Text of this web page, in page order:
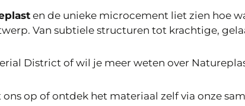
en de unieke microcement liet zien hoe
Van subtiele structuren tot krachtige,
District of wil je meer weten over
op of ontdek het materiaal zelf via onze